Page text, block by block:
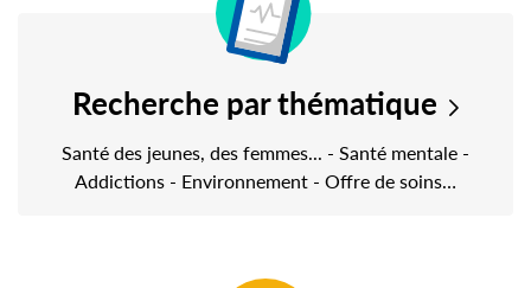
Recherche par thématique
Santé des jeunes, des femmes... - Santé mentale -
Addictions - Environnement - Offre de soins…